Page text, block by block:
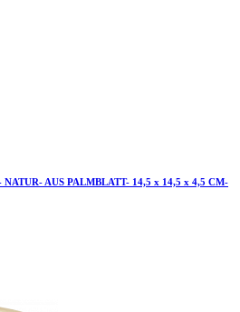
AUS PALMBLATT- 14,5 x 14,5 x 4,5 CM-